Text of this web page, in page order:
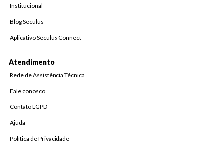
Institucional
Blog Seculus
Aplicativo Seculus Connect
Atendimento
Rede de Assistência Técnica
Fale conosco
Contato LGPD
Ajuda
Política de Privacidade